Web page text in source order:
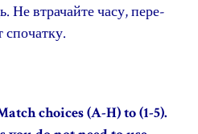
Не втрачайте часу, пере­
спочатку.
choices (A-H) to (1-5).